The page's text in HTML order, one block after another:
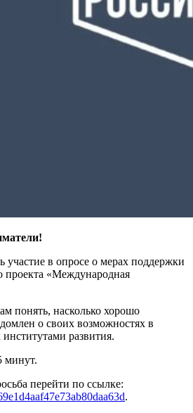
участие в опросе о мерах поддержки
проекта «Международная
понять, насколько хорошо
о своих возможностях в
развития.
минут.
перейти по ссылке:
.